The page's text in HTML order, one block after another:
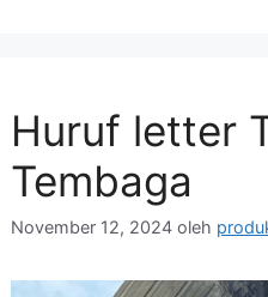
Huruf letter
Tembaga
November 12, 2024 oleh